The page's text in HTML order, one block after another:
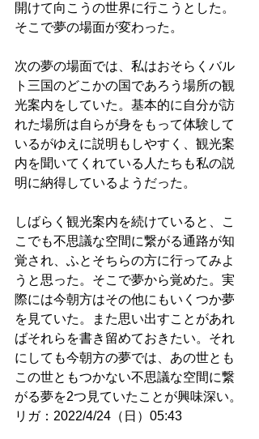
開けて向こうの世界に行こうとした。
そこで夢の場面が変わった。
次の夢の場面では、私はおそらくバル
ト三国のどこかの国であろう場所の観
光案内をしていた。基本的に自分が訪
れた場所は自らが身をもって体験して
いるがゆえに説明もしやすく、観光案
内を聞いてくれている人たちも私の説
明に納得しているようだった。
しばらく観光案内を続けていると、こ
こでも不思議な空間に繋がる通路が知
覚され、ふとそちらの方に行ってみよ
うと思った。そこで夢から覚めた。実
際には今朝方はその他にもいくつか夢
を見ていた。また思い出すことがあれ
ばそれらを書き留めておきたい。それ
にしても今朝方の夢では、あの世とも
この世ともつかない不思議な空間に繋
がる夢を2つ見ていたことが興味深い。
リガ：2022/4/24（日）05:43